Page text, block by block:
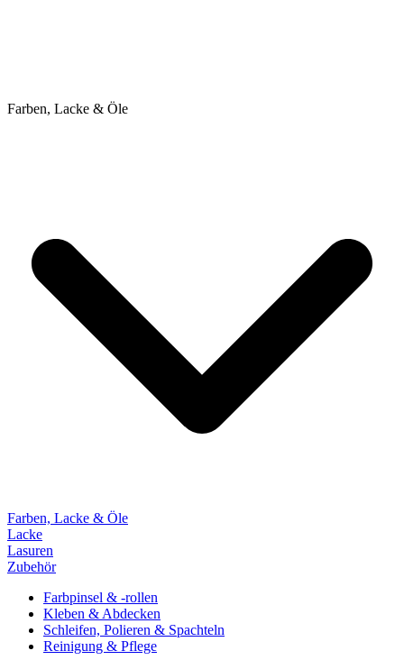
Farben, Lacke & Öle
Farben, Lacke & Öle
Lacke
Lasuren
Zubehör
Farbpinsel & -rollen
Kleben & Abdecken
Schleifen, Polieren & Spachteln
Reinigung & Pflege